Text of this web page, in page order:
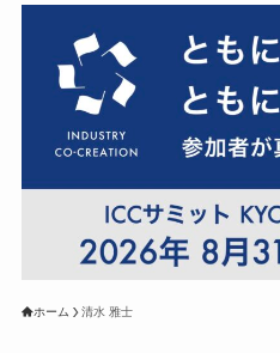
ホーム 清水 雅士